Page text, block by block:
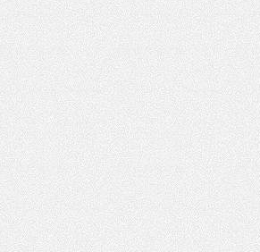
杭
州